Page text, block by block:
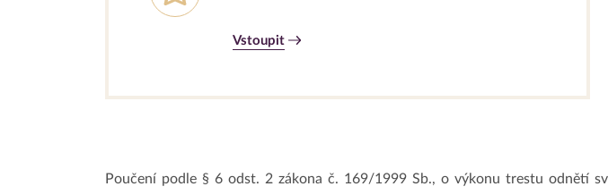
Vstoupit
Poučení podle § 6 odst. 2 zákona č. 169/1999 Sb., o výkonu trestu odnětí